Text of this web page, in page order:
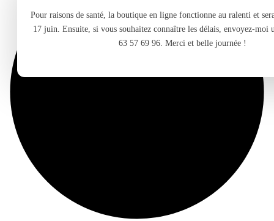
Pour raisons de santé, la boutique en ligne fonctionne au ralenti et
17 juin. Ensuite, si vous souhaitez connaître les délais, envoyez-moi
63 57 69 96. Merci et belle journée !